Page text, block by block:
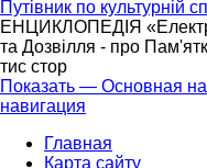
пользователя
Путівник по культурній
ЕНЦИКЛОПЕДІЯ
та Дозвілля - про
тис стор
Основная
навигация
Показать — Основная
навигация
Главная
Карта сайту